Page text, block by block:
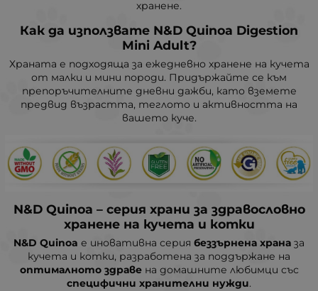
хранене.
Как да използвате N&D Quinoa Digestion
Mini Adult?
Храната е подходяща за ежедневно хранене на кучета
от малки и мини породи. Придържайте се към
препоръчителните дневни дажби, като вземете
предвид възрастта, теглото и активността на
вашето куче.
N&D Quinoa – серия храни за здравословно
хранене на кучета и котки
N&D Quinoa е иновативна серия беззърнена храна за
кучета и котки, разработена за поддържане на
оптималното здравена домашните любимци със
специфични хранителни нужди.